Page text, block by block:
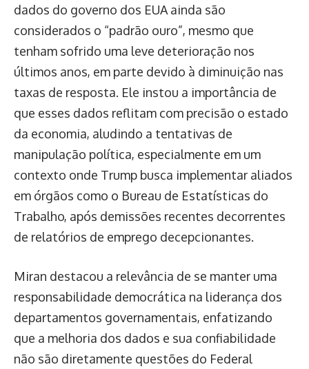
dados do governo dos EUA ainda são
considerados o “padrão ouro”, mesmo que
tenham sofrido uma leve deterioração nos
últimos anos, em parte devido à diminuição nas
taxas de resposta. Ele instou a importância de
que esses dados reflitam com precisão o estado
da economia, aludindo a tentativas de
manipulação política, especialmente em um
contexto onde Trump busca implementar aliados
em órgãos como o Bureau de Estatísticas do
Trabalho, após demissões recentes decorrentes
de relatórios de emprego decepcionantes.
Miran destacou a relevância de se manter uma
responsabilidade democrática na liderança dos
departamentos governamentais, enfatizando
que a melhoria dos dados e sua confiabilidade
não são diretamente questões do Federal